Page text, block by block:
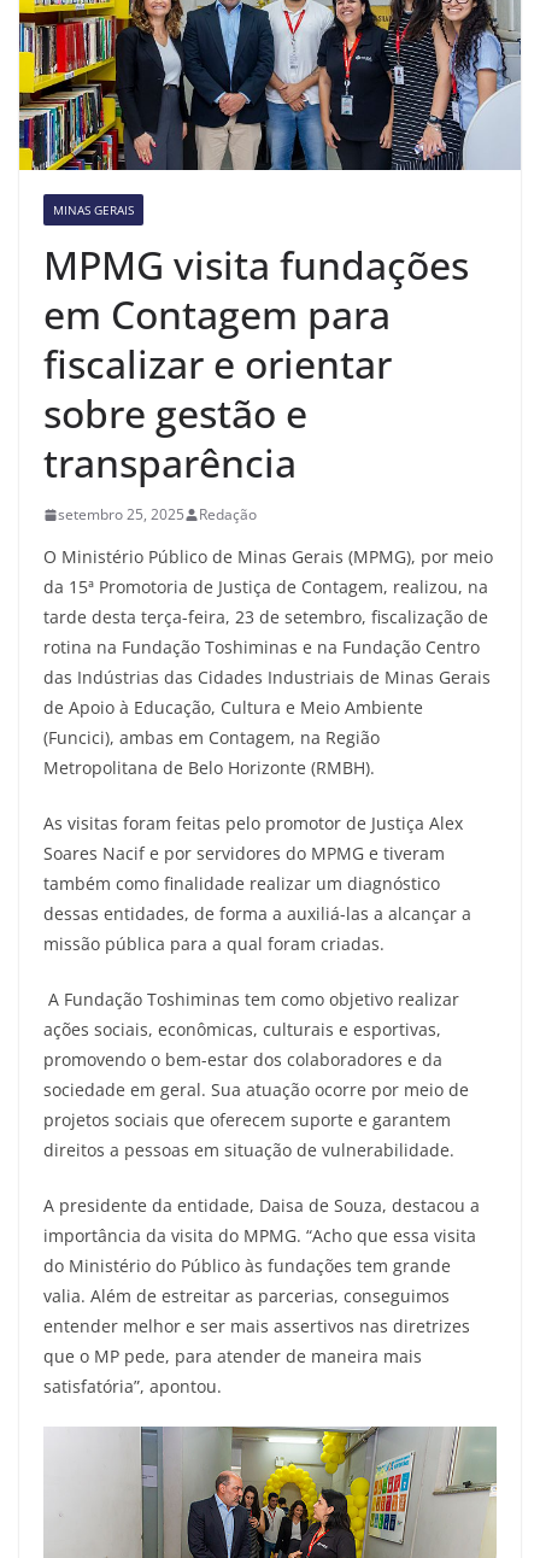
MINAS GERAIS
MPMG visita fundações
em Contagem para
fiscalizar e orientar
sobre gestão e
transparência
setembro 25, 2025 Redação
O Ministério Público de Minas Gerais (MPMG), por meio
da 15ª Promotoria de Justiça de Contagem, realizou, na
tarde desta terça-feira, 23 de setembro, fiscalização de
rotina na Fundação Toshiminas e na Fundação Centro
das Indústrias das Cidades Industriais de Minas Gerais
de Apoio à Educação, Cultura e Meio Ambiente
(Funcici), ambas em Contagem, na Região
Metropolitana de Belo Horizonte (RMBH).
As visitas foram feitas pelo promotor de Justiça Alex
Soares Nacif e por servidores do MPMG e tiveram
também como finalidade realizar um diagnóstico
dessas entidades, de forma a auxiliá-las a alcançar a
missão pública para a qual foram criadas.
A Fundação Toshiminas tem como objetivo realizar
ações sociais, econômicas, culturais e esportivas,
promovendo o bem-estar dos colaboradores e da
sociedade em geral. Sua atuação ocorre por meio de
projetos sociais que oferecem suporte e garantem
direitos a pessoas em situação de vulnerabilidade.
A presidente da entidade, Daisa de Souza, destacou a
importância da visita do MPMG. “Acho que essa visita
do Ministério do Público às fundações tem grande
valia. Além de estreitar as parcerias, conseguimos
entender melhor e ser mais assertivos nas diretrizes
que o MP pede, para atender de maneira mais
satisfatória”, apontou.